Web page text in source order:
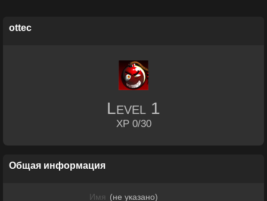
ottec
Level 1
XP 0/30
Общая информация
Имя (не указано)